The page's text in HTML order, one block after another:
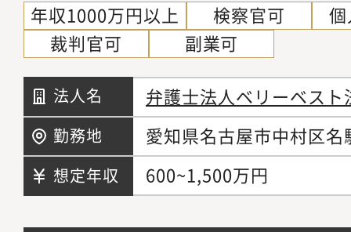
年収1000万円以上 検察官可
裁判官可
副業可
法人名 弁護士法人ベリーベスト
勤務地 愛知県名古屋市中村区
想定年収 600~1,500万円